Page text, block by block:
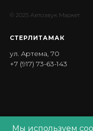
© 2025 Автозвук Маркет
СТЕРЛИТАМАК
ул. Артема, 70
+7 (917) 73-63-143
Мы используем